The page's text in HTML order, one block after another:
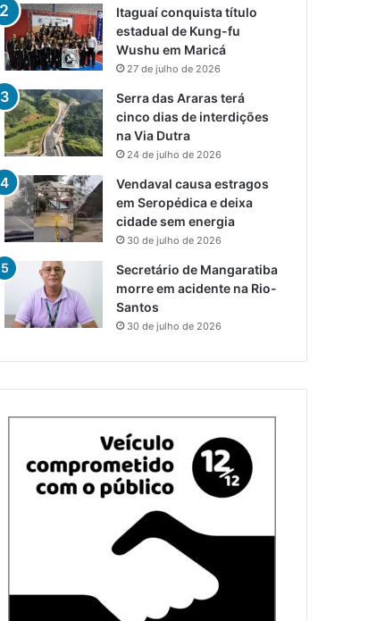
Itaguaí conquista título
estadual de Kung-fu
Wushu em Maricá
27 de julho de 2026
Serra das Araras terá
cinco dias de interdições
na Via Dutra
24 de julho de 2026
Vendaval causa estragos
em Seropédica e deixa
cidade sem energia
30 de julho de 2026
Secretário de Mangaratiba
morre em acidente na Rio-
Santos
30 de julho de 2026